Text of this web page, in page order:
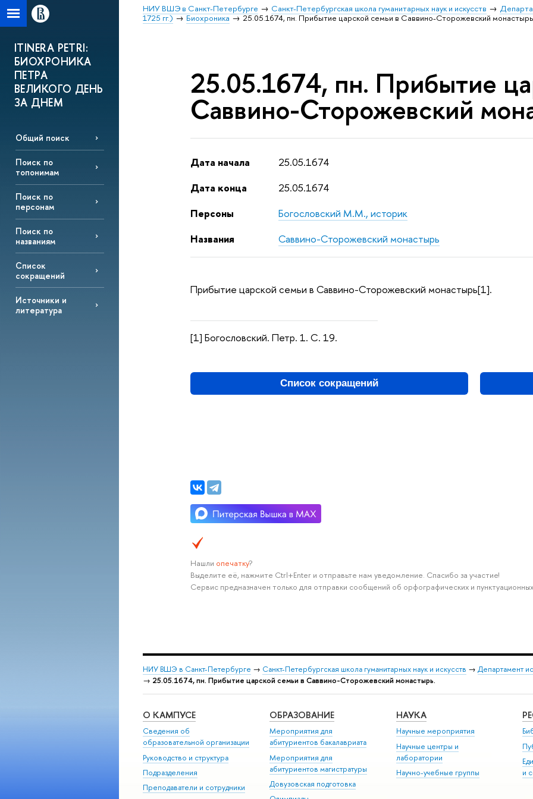
НИУ ВШЭ в Санкт-Петербурге Санкт-Петербургская школа гуманитарных наук и искусств
1725 гг.)
Биохроника 25.05.1674, пн. Прибытие царской семьи в Саввино-Сторожевский
ITINERA PETRI:
БИОХРОНИКА
ПЕТРА
ВЕЛИКОГО ДЕНЬ
ЗА ДНЕМ
Общий поиск
Поиск по
топонимам
Поиск по
персонам
Поиск по
названиям
Список
сокращений
Источники и
литература
25.05.1674, пн. Прибытие
Саввино-Сторожевский
Дата начала
25.05.1674
Дата конца
25.05.1674
Персоны
Богословский М.М., историк
Названия
Саввино-Сторожевский монастырь
Прибытие царской семьи в Саввино-Сторожевский монастырь[1].
[1] Богословский. Петр. 1. С. 19.
Список сокращений
Нашли опечатку?
Выделите её, нажмите Ctrl+Enter и отправьте нам уведомление. Спасибо за участие!
Сервис предназначен только для отправки сообщений об орфографических и
НИУ ВШЭ в Санкт-Петербурге → Санкт-Петербургская школа гуманитарных наук и искусств → Департамент
→ 25.05.1674, пн. Прибытие царской семьи в Саввино-Сторожевский монастырь.
О КАМПУСЕ
Сведения об
образовательной организации
Руководство и структура
Подразделения
Преподаватели и сотрудники
ОБРАЗОВАНИЕ
Мероприятия для
абитуриентов бакалавриата
Мероприятия для
абитуриентов магистратуры
Довузовская подготовка
НАУКА
Научные мероприятия
Научные центры и
лаборатории
Научно-учебные группы
и